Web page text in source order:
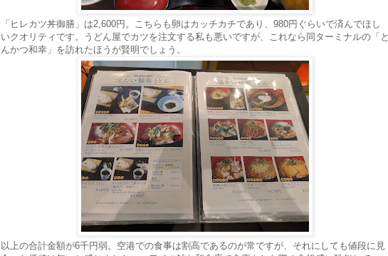
「ヒレカツ丼御膳」は2,600円。こちらも卵はカッチカチであり、980円ぐらいで済んでほし
いクオリティです。うどん屋でカツを注文する私も悪いですが、これなら同ターミナルの「と
んかつ和幸」を訪れたほうが賢明でしょう。
以上の合計金額が6千円弱。空港での食事は割高であるのが常ですが、それにしても値段に見